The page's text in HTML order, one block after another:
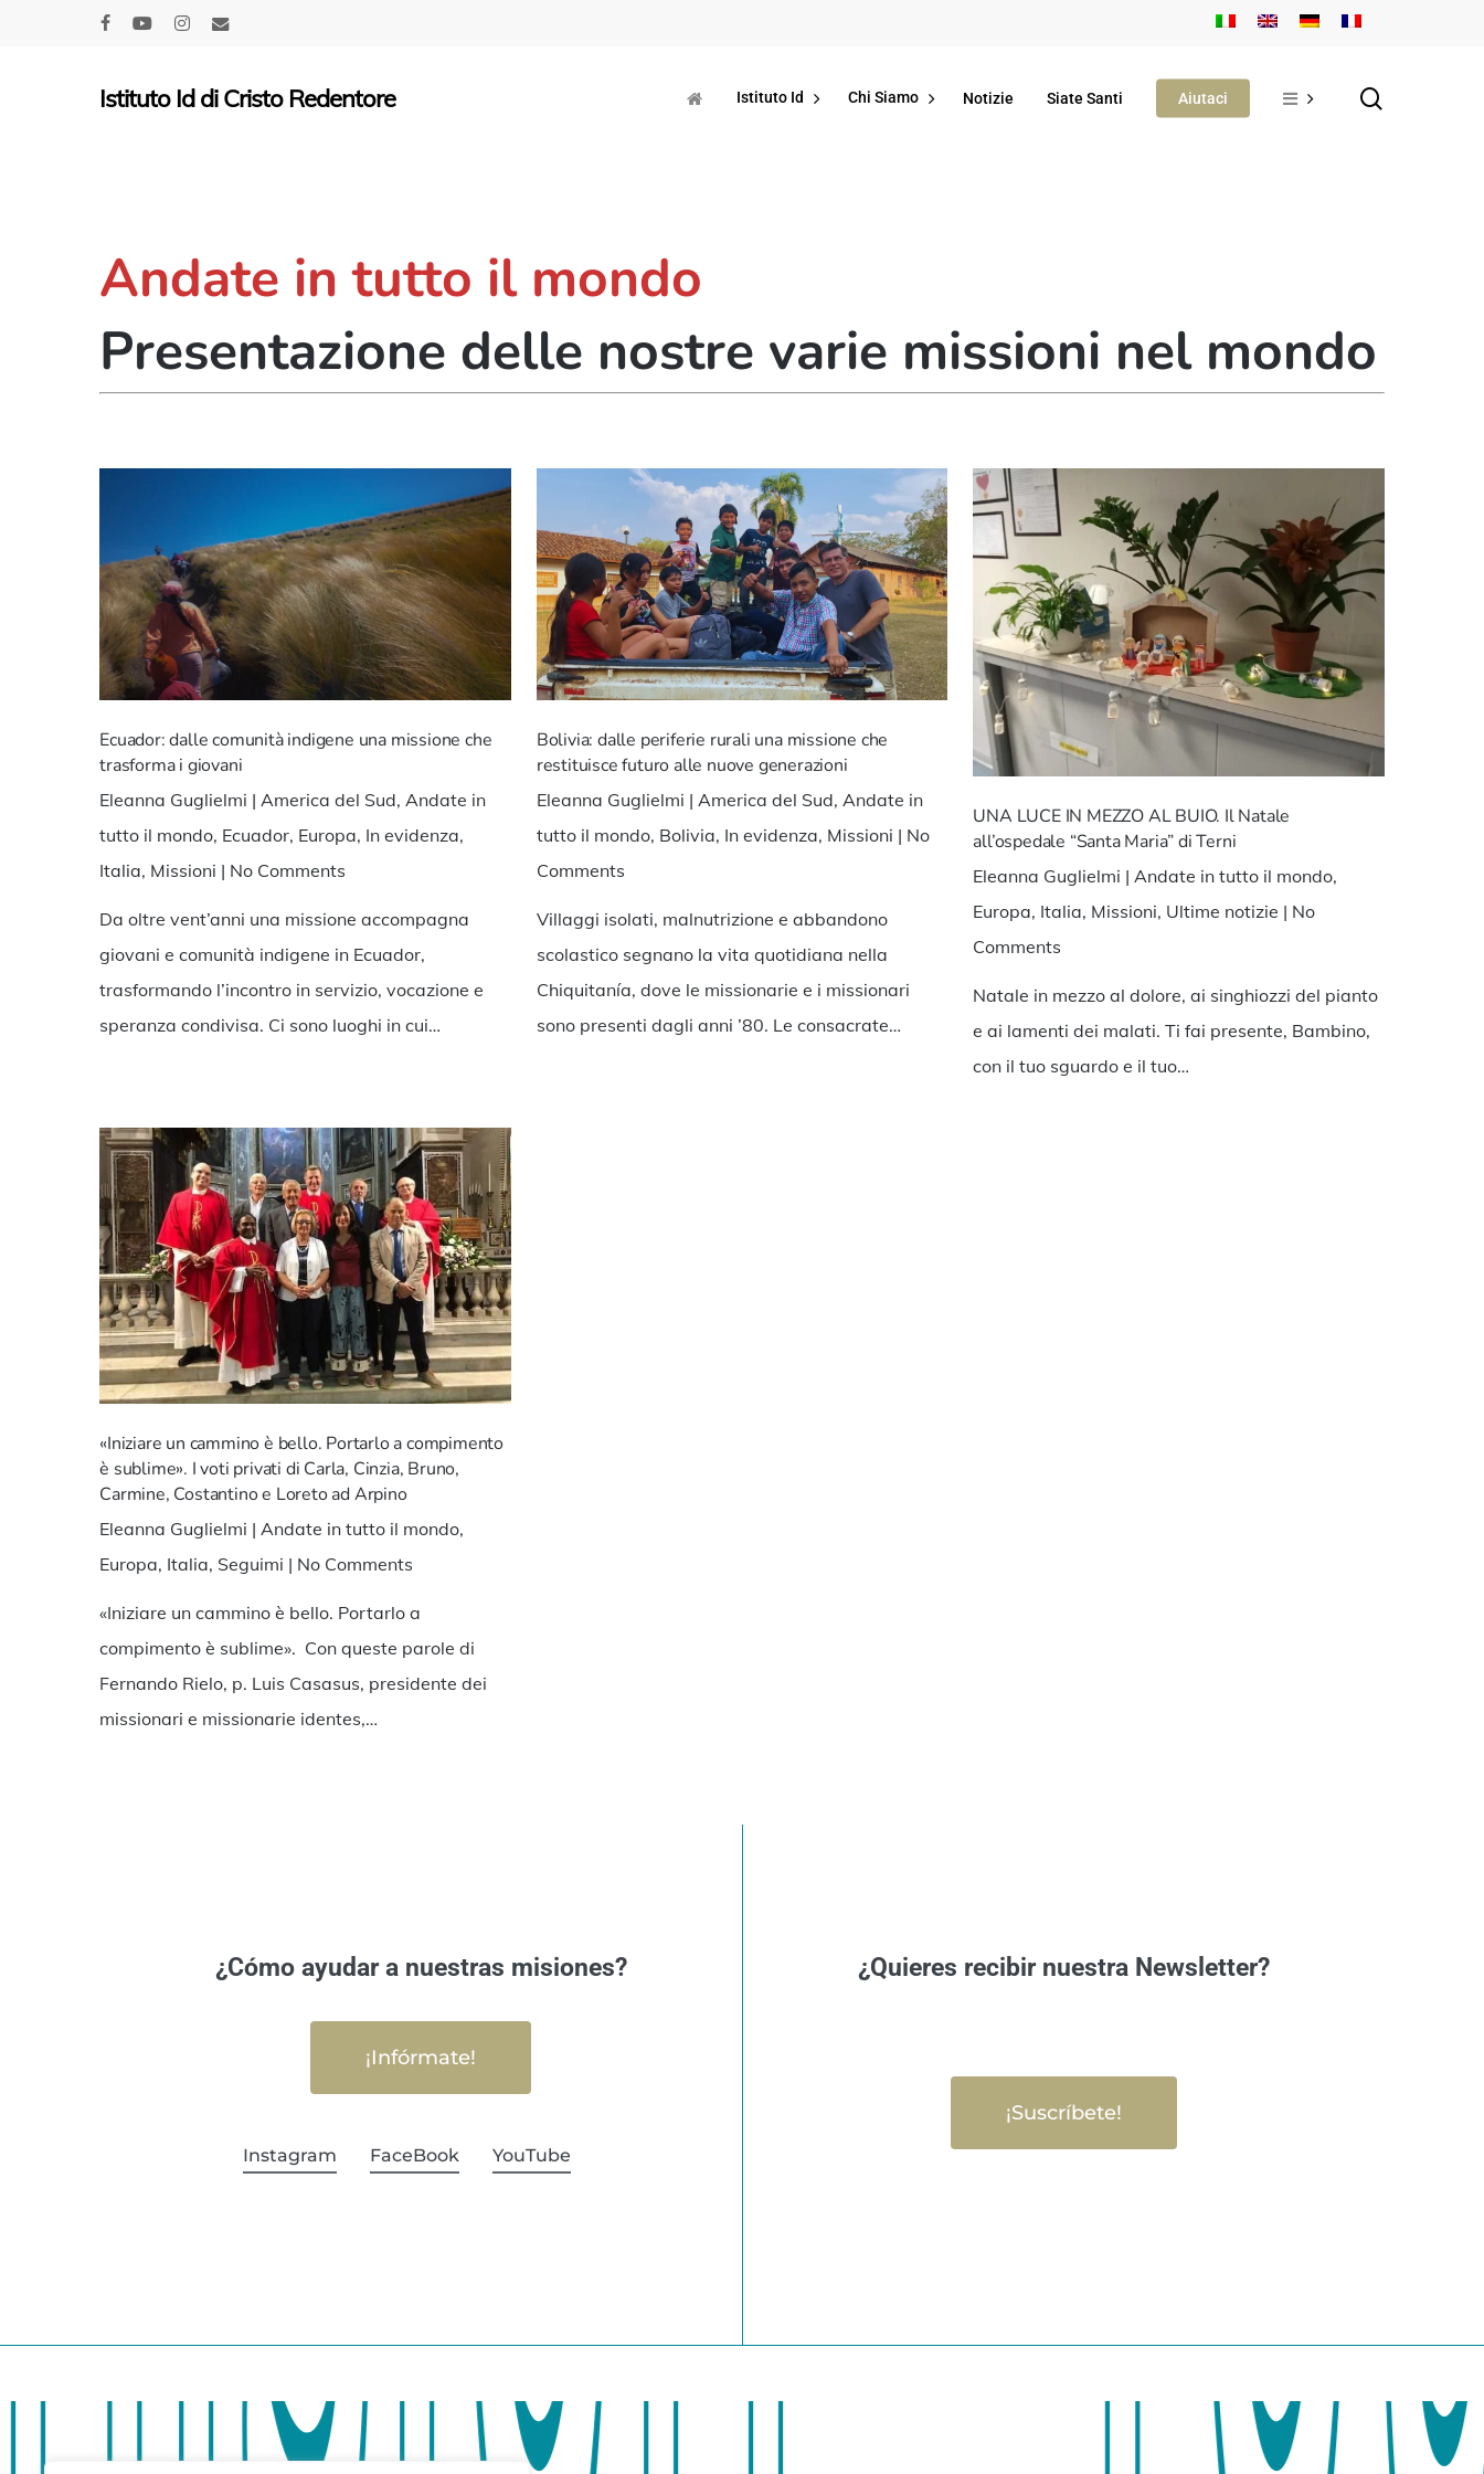
Hit enter to search or ESC to close
Istituto Id di Cristo Redentore Istituto Id Chi Siamo Notizie Siate Santi Aiutaci
Andate in tutto il mondo
Presentazione delle nostre varie missioni nel mondo
Ecuador: dalle comunità indigene una missione che
trasforma i giovani
Eleanna Guglielmi | America del Sud, Andate in
tutto il mondo, Ecuador, Europa, In evidenza,
Italia, Missioni | No Comments
Da oltre vent’anni una missione accompagna
giovani e comunità indigene in Ecuador,
trasformando l’incontro in servizio, vocazione e
speranza condivisa. Ci sono luoghi in cui…
Bolivia: dalle periferie rurali una missione che
restituisce futuro alle nuove generazioni
Eleanna Guglielmi | America del Sud, Andate in
tutto il mondo, Bolivia, In evidenza, Missioni | No
Comments
Villaggi isolati, malnutrizione e abbandono
scolastico segnano la vita quotidiana nella
Chiquitanía, dove le missionarie e i missionari
sono presenti dagli anni ’80. Le consacrate…
UNA LUCE IN MEZZO AL BUIO. Il Natale
all’ospedale “Santa Maria” di Terni
Eleanna Guglielmi |Andate in tutto il mondo,
Europa, Italia, Missioni, Ultime notizie | No
Comments
Natale in mezzo al dolore, ai singhiozzi del pianto
e ai lamenti dei malati. Ti fai presente, Bambino,
con il tuo sguardo e il tuo…
«Iniziare un cammino è bello. Portarlo a compimento
è sublime». I voti privati di Carla, Cinzia, Bruno,
Carmine, Costantino e Loreto ad Arpino
Eleanna Guglielmi |Andate in tutto il mondo,
Europa, Italia, Seguimi | No Comments
«Iniziare un cammino è bello. Portarlo a
compimento è sublime». Con queste parole di
Fernando Rielo, p. Luis Casasus, presidente dei
missionari e missionarie identes,…
¿Cómo ayudar a nuestras misiones?
¡Infórmate!
Instagram FaceBook YouTube
¿Quieres recibir nuestra Newsletter?
¡Suscríbete!